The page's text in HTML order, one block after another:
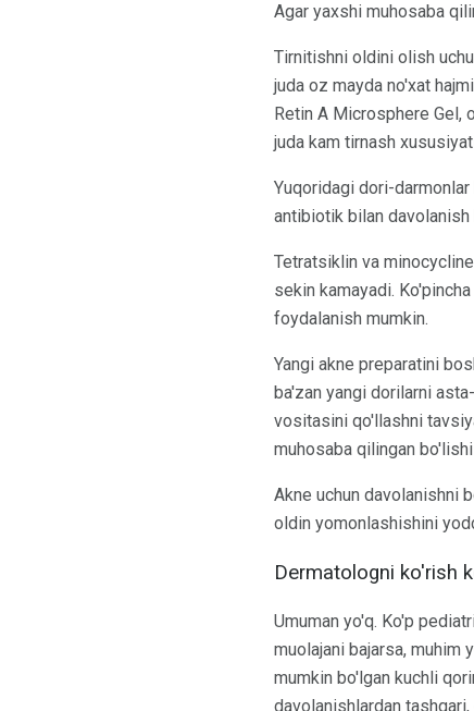
Agar yaxshi muhosaba
Tirnitishni oldini olish
juda oz mayda no'xat
Retin A Microsphere Gel,
juda kam tirnash
Yuqoridagi dori-
antibiotik bilan
Tetratsiklin va
sekin kamayadi.
foydalanish mumkin.
Yangi akne preparatini
ba'zan yangi dorilarni
vositasini qo'llashni
muhosaba qilingan
Akne uchun davolanishni
oldin yomonlashishini
Dermatologni ko'rish
Umuman yo'q. Ko'p
muolajani bajarsa, muhim
mumkin bo'lgan kuchli
davolanishlardan